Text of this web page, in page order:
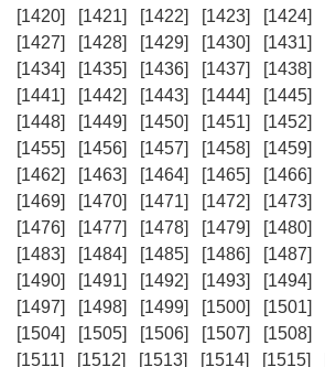
[1420]
[1421] [1422] [1423] [1424]
[1427]
[1428] [1429] [1430] [1431]
[1434]
[1435] [1436] [1437] [1438]
[1441]
[1442] [1443] [1444] [1445]
[1448]
[1449] [1450] [1451] [1452]
[1455]
[1456] [1457] [1458] [1459]
[1462]
[1463] [1464] [1465] [1466]
[1469]
[1470] [1471] [1472] [1473]
[1476]
[1477] [1478] [1479] [1480]
[1483]
[1484] [1485] [1486] [1487]
[1490]
[1491] [1492] [1493] [1494]
[1497]
[1498] [1499] [1500] [1501]
[1504]
[1505] [1506] [1507] [1508]
[1511]
[1512] [1513] [1514] [1515]